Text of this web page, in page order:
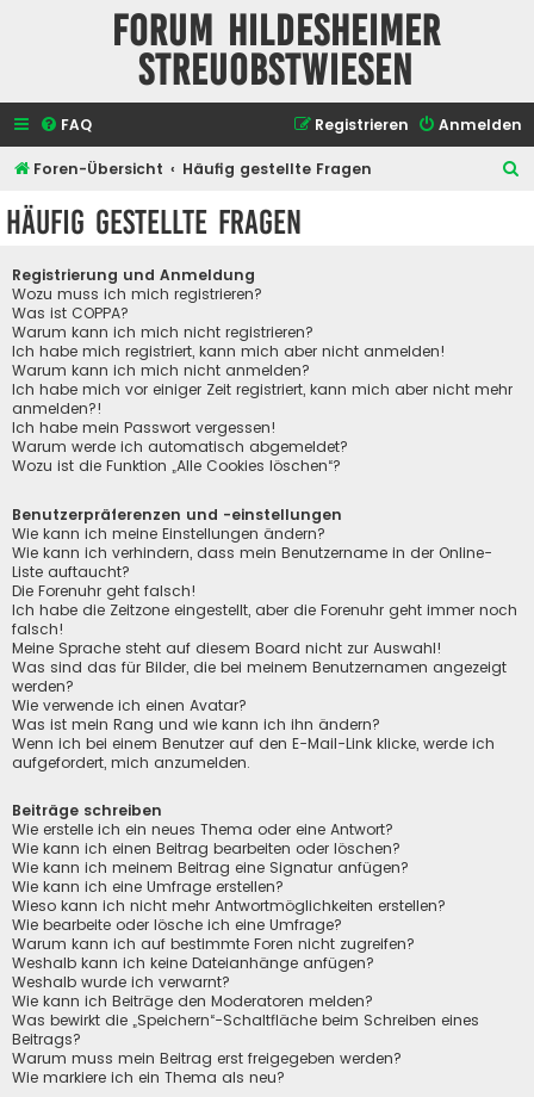
Forum Hildesheimer
Streuobstwiesen
FAQ Anmelden
Registrieren
Foren-Übersicht Häufig gestellte Fragen
Häufig gestellte Fragen
Registrierung und Anmeldung
Wozu muss ich mich registrieren?
Was ist COPPA?
Warum kann ich mich nicht registrieren?
Ich habe mich registriert, kann mich aber nicht anmelden!
Warum kann ich mich nicht anmelden?
Ich habe mich vor einiger Zeit registriert, kann mich aber nicht mehr
anmelden?!
Ich habe mein Passwort vergessen!
Warum werde ich automatisch abgemeldet?
Wozu ist die Funktion „Alle Cookies löschen“?
Benutzerpräferenzen und -einstellungen
Wie kann ich meine Einstellungen ändern?
Wie kann ich verhindern, dass mein Benutzername in der Online-
Liste auftaucht?
Die Forenuhr geht falsch!
Ich habe die Zeitzone eingestellt, aber die Forenuhr geht immer noch
falsch!
Meine Sprache steht auf diesem Board nicht zur Auswahl!
Was sind das für Bilder, die bei meinem Benutzernamen angezeigt
werden?
Wie verwende ich einen Avatar?
Was ist mein Rang und wie kann ich ihn ändern?
Wenn ich bei einem Benutzer auf den E-Mail-Link klicke, werde ich
aufgefordert, mich anzumelden.
Beiträge schreiben
Wie erstelle ich ein neues Thema oder eine Antwort?
Wie kann ich einen Beitrag bearbeiten oder löschen?
Wie kann ich meinem Beitrag eine Signatur anfügen?
Wie kann ich eine Umfrage erstellen?
Wieso kann ich nicht mehr Antwortmöglichkeiten erstellen?
Wie bearbeite oder lösche ich eine Umfrage?
Warum kann ich auf bestimmte Foren nicht zugreifen?
Weshalb kann ich keine Dateianhänge anfügen?
Weshalb wurde ich verwarnt?
Wie kann ich Beiträge den Moderatoren melden?
Was bewirkt die „Speichern“-Schaltfläche beim Schreiben eines
Beitrags?
Warum muss mein Beitrag erst freigegeben werden?
Wie markiere ich ein Thema als neu?